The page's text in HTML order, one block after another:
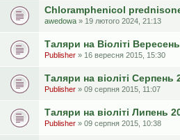
Chloramphenicol
awedowa » 19 лютого 2024, 21:13
Таляри на Віоліті
Publisher » 16 вересня 2015, 15:30
Таляри на віоліті Серпень
Publisher » 09 серпня 2015, 11:07
Таляри на віоліті Липень
Publisher » 09 серпня 2015, 10:38